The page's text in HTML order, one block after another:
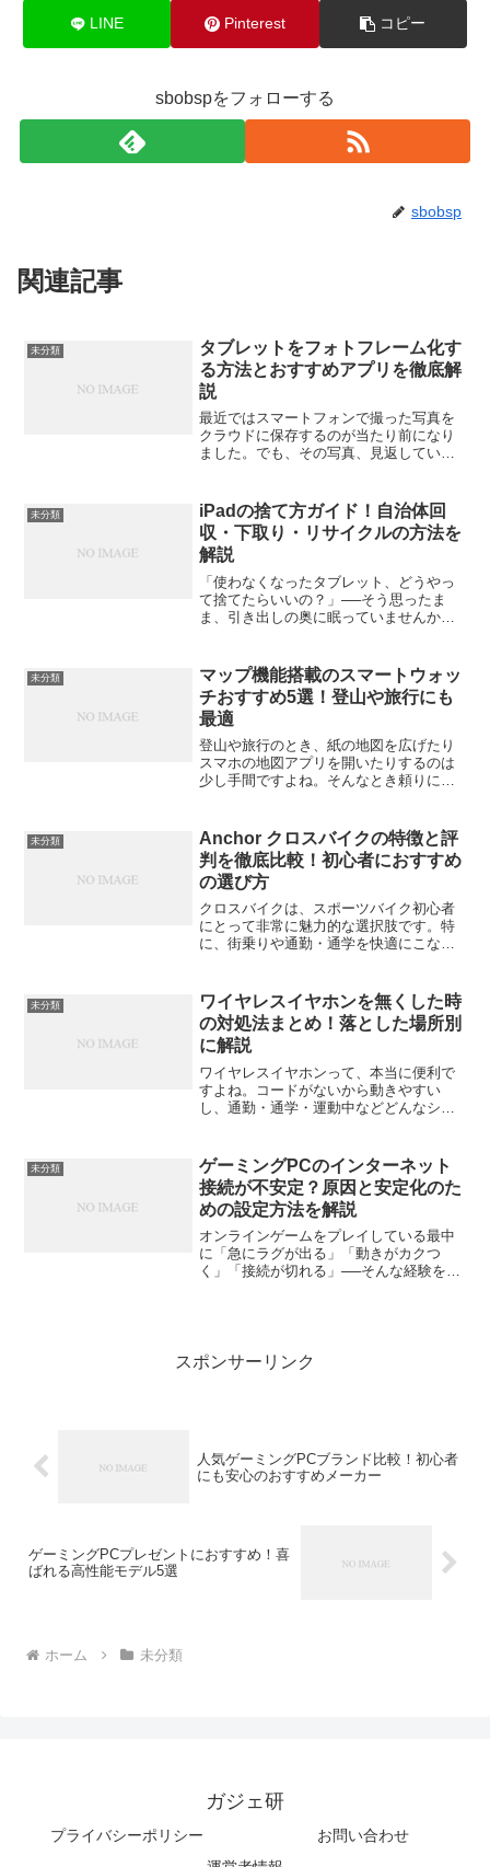
LINE Pinterest コピー
sbobspをフォローする
sbobsp
関連記事
未分類
タブレットをフォトフレーム化す
る方法とおすすめアプリを徹底解
説
最近ではスマートフォンで撮った写真を
クラウドに保存するのが当たり前になり
ました。でも、その写真、見返していま
なのが「タブレットのフォトフレーム
化」です。使っていないタブ...
未分類
iPadの捨て方ガイド！自治体回
収・下取り・リサイクルの方法を
解説
「使わなくなったタブレット、どうやっ
て捨てたらいいの？」──そう思ったま
ま、引き出しの奥に眠っていませんか？
いはずです。この記事では、タブレット
の正しい捨て方をわかりや...
未分類
マップ機能搭載のスマートウォッ
チおすすめ5選！登山や旅行にも
最適
登山や旅行のとき、紙の地図を広げたり
スマホの地図アプリを開いたりするのは
少し手間ですよね。そんなとき頼りにな
き、ルート案内や高度情報もチェックで
きるため、アウトドアや旅...
未分類
Anchor クロスバイクの特徴と評
判を徹底比較！初心者におすすめ
の選び方
クロスバイクは、スポーツバイク初心者
にとって非常に魅力的な選択肢です。特
に、街乗りや通勤・通学を快適にこなせ
れた性能と日本ならではの細部へのこだ
わりが特...
未分類
ワイヤレスイヤホンを無くした時
の対処法まとめ！落とした場所別
に解説
ワイヤレスイヤホンって、本当に便利で
すよね。コードがないから動きやすい
し、通勤・通学・運動中などどんなシー
した人も多いはず。今回は、そんな「ワ
イヤレスイヤホンを無くした...
未分類
ゲーミングPCのインターネット
接続が不安定？原因と安定化のた
めの設定方法を解説
オンラインゲームをプレイしている最中
に「急にラグが出る」「動きがカクつ
く」「接続が切れる」──そんな経験をし
スポンサーリンク
人気ゲーミングPCブランド比較！初心者
にも安心のおすすめメーカー
ゲーミングPCプレゼントにおすすめ！喜
ばれる高性能モデル5選
ホーム 未分類
ガジェ研
プライバシーポリシー
お問い合わせ